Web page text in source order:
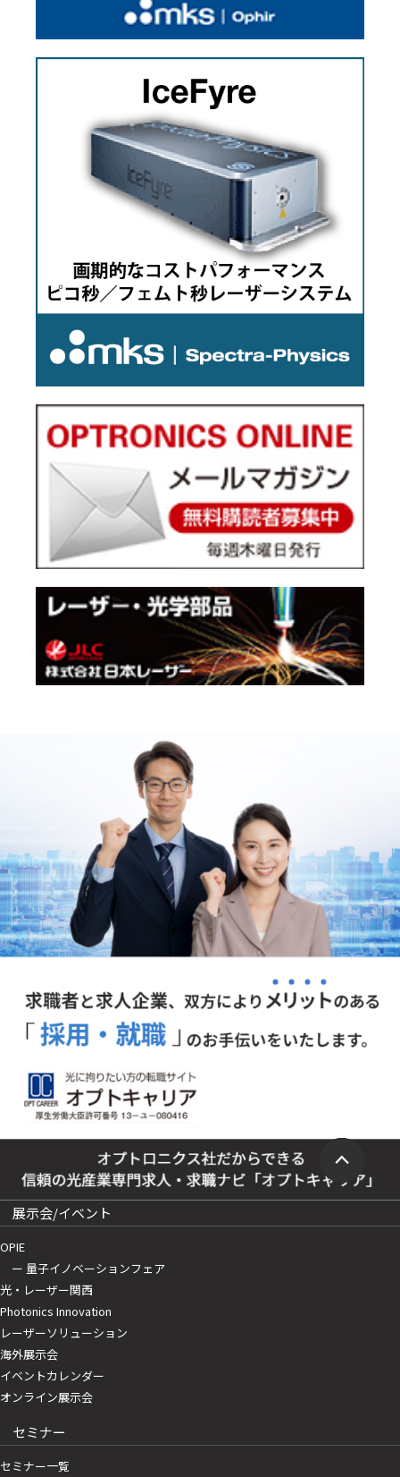
展示会/イベント
OPIE
ー 量子イノベーションフェア
光・レーザー関西
Photonics Innovation
レーザーソリューション
海外展示会
イベントカレンダー
オンライン展示会
セミナー
セミナー一覧